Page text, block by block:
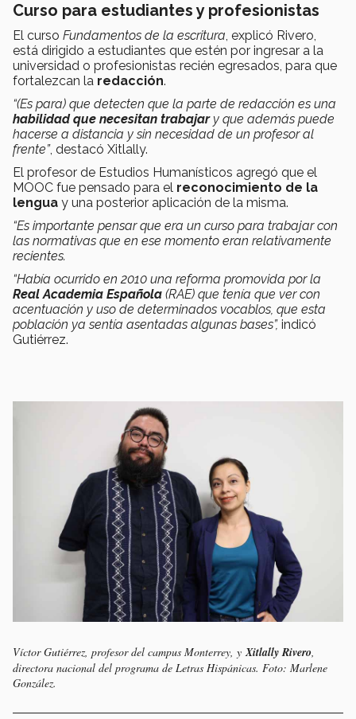
Curso para estudiantes y profesionistas
El curso Fundamentos de la escritura, explicó Rivero,
está dirigido a estudiantes que estén por ingresar a la
universidad o profesionistas recién egresados, para que
fortalezcan la redacción.
“(Es para) que detecten que la parte de redacción es una
habilidad que necesitan trabajar y que además puede
hacerse a distancia y sin necesidad de un profesor al
frente”, destacó Xitlally.
El profesor de Estudios Humanísticos agregó que el
MOOC fue pensado para el reconocimiento de la
lengua y una posterior aplicación de la misma.
“Es importante pensar que era un curso para trabajar con
las normativas que en ese momento eran relativamente
recientes.
“Había ocurrido en 2010 una reforma promovida por la
Real Academia Española (RAE) que tenía que ver con
acentuación y uso de determinados vocablos, que esta
población ya sentía asentadas algunas bases”, indicó
Gutiérrez.
Víctor Gutiérrez, profesor del campus Monterrey, yXitlally Rivero,
directora nacional del programa de Letras Hispánicas. Foto: Marlene
González.